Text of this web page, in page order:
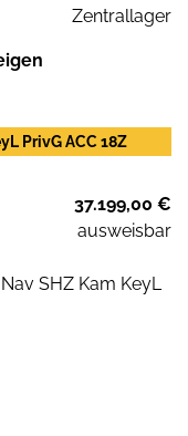
Zentrallager
PrivG ACC 18Z
37.199,00 €
ausweisbar